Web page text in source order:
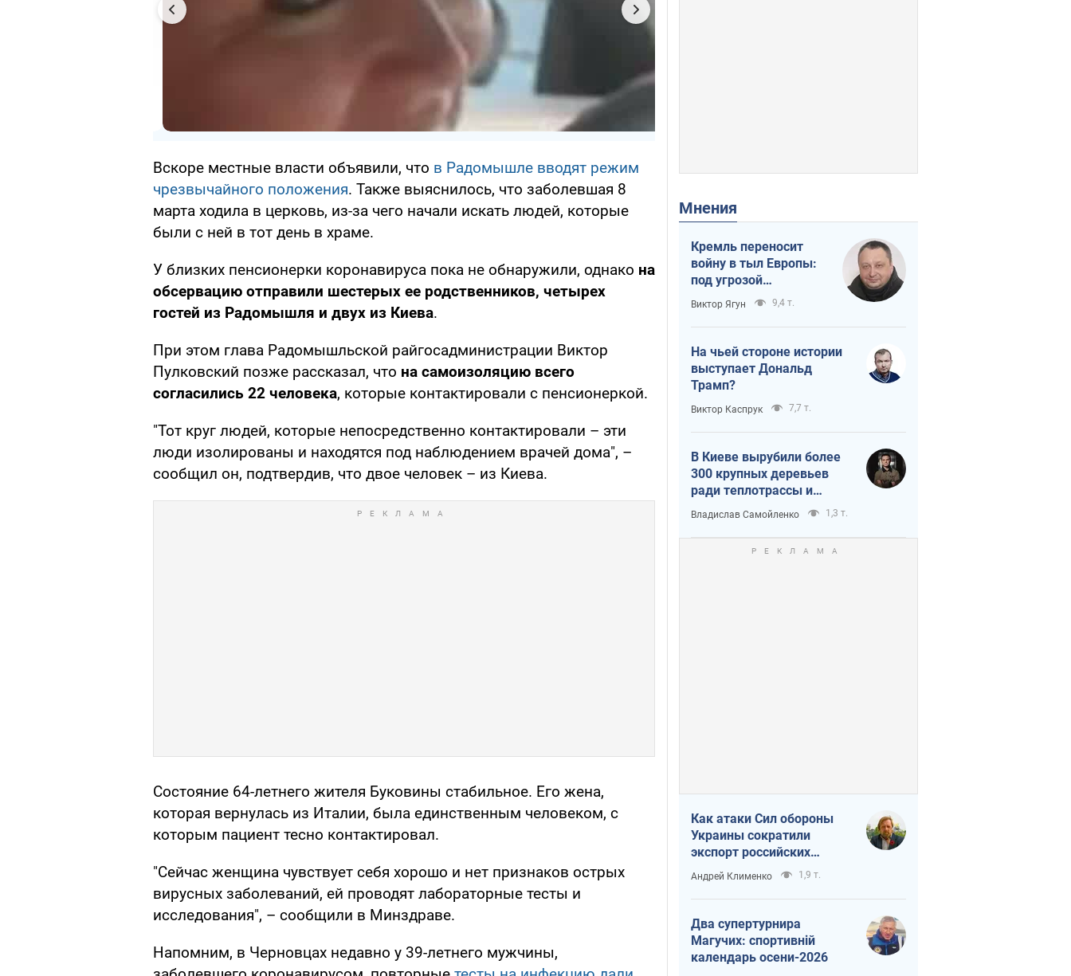
Вскоре местные власти объявили, что в Радомышле вводят режим
чрезвычайного положения. Также выяснилось, что заболевшая 8
марта ходила в церковь, из-за чего начали искать людей, которые
были с ней в тот день в храме.
У близких пенсионерки коронавируса пока не обнаружили, однако на
обсервацию отправили шестерых ее родственников, четырех
гостей из Радомышля и двух из Киева.
При этом глава Радомышльской райгосадминистрации Виктор
Пулковский позже рассказал, что на самоизоляцию всего
согласились 22 человека, которые контактировали с пенсионеркой.
"Тот круг людей, которые непосредственно контактировали – эти
люди изолированы и находятся под наблюдением врачей дома", –
сообщил он, подтвердив, что двое человек – из Киева.
Состояние 64-летнего жителя Буковины стабильное. Его жена,
которая вернулась из Италии, была единственным человеком, с
которым пациент тесно контактировал.
"Сейчас женщина чувствует себя хорошо и нет признаков острых
вирусных заболеваний, ей проводят лабораторные тесты и
исследования", – сообщили в Минздраве.
Напомним, в Черновцах недавно у 39-летнего мужчины,
Мнения
Кремль переносит
войну в тыл Европы:
под угрозой
критическая
логистика
Виктор Ягун 9,4 т.
На чьей стороне истории
выступает Дональд
Трамп?
Виктор Каспрук 7,7 т.
В Киеве вырубили более
300 крупных деревьев
ради теплотрассы и
вопреки Генплану
Владислав Самойленко 1,3 т.
Как атаки Сил обороны
Украины сократили
экспорт российских
нефтепродуктов
Андрей Клименко 1,9 т.
Два супертурнира
Магучих: спортивній
календарь осени-2026